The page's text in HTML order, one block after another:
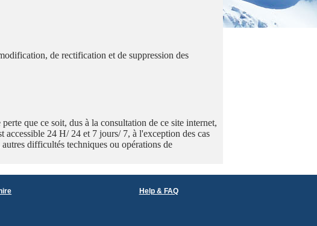
de rectification et de suppression des
que ce soit, dus à la consultation de ce site internet,
accessible 24 H/ 24 et 7 jours/ 7, à l'exception des cas
difficultés techniques ou opérations de
Help & FAQ